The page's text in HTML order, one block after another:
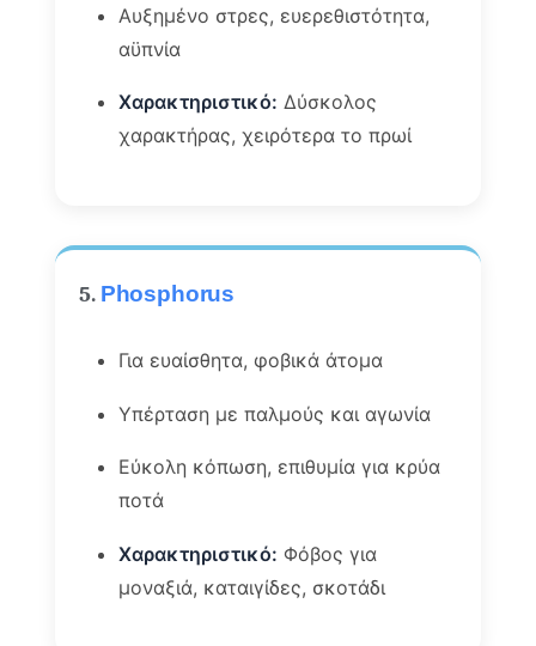
Αυξημένο στρες, ευερεθιστότητα,
αϋπνία
Χαρακτηριστικό: Δύσκολος
χαρακτήρας, χειρότερα το πρωί
5. Phosphorus
Για ευαίσθητα, φοβικά άτομα
Υπέρταση με παλμούς και αγωνία
Εύκολη κόπωση, επιθυμία για κρύα
ποτά
Χαρακτηριστικό: Φόβος για
μοναξιά, καταιγίδες, σκοτάδι